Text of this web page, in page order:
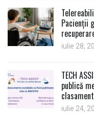
Pacienții
iulie 28,
TECH
publică
iulie 24,